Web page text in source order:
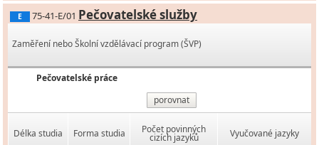
E 75-41-E/01 Pečovatelské služby
Zaměření nebo Školní vzdělávací program (ŠVP)
Pečovatelské práce
porovnat
Délka studia Forma studia Počet povinných
cizích jazyků Vyučované jazyky